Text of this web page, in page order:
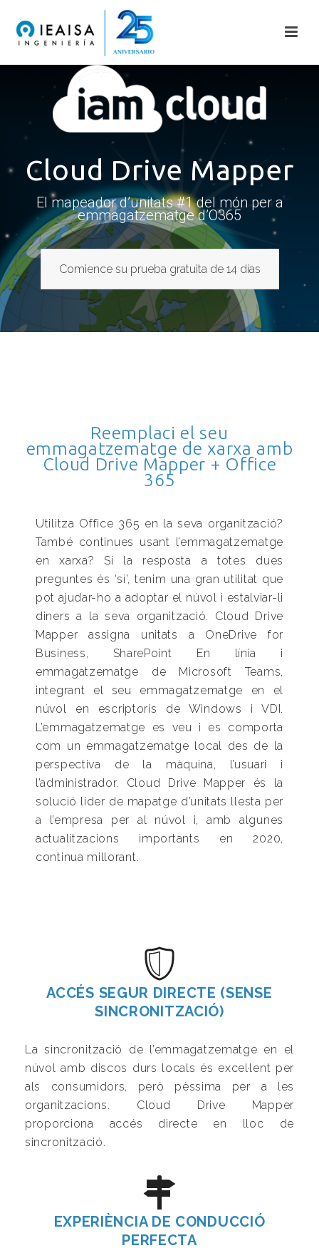
Cloud Drive Mapper
El mapeador d’unitats #1 del món per a
emmagatzematge d’O365
Comience su prueba gratuita de 14 días
Reemplaci el seu
emmagatzematge de xarxa amb
Cloud Drive Mapper + Office
365
Utilitza Office 365 en la seva organització?
També continues usant l’emmagatzematge
en xarxa? Si la resposta a totes dues
preguntes és ‘sí’, tenim una gran utilitat que
pot ajudar-ho a adoptar el núvol i estalviar-li
diners a la seva organització. Cloud Drive
Mapper assigna unitats a OneDrive for
Business, SharePoint En línia i
emmagatzematge de Microsoft Teams,
integrant el seu emmagatzematge en el
núvol en escriptoris de Windows i VDI.
L’emmagatzematge es veu i es comporta
com un emmagatzematge local des de la
perspectiva de la màquina, l’usuari i
l’administrador. Cloud Drive Mapper és la
solució líder de mapatge d’unitats llesta per
a l’empresa per al núvol i, amb algunes
actualitzacions importants en 2020,
continua millorant.
ACCÉS SEGUR DIRECTE (SENSE
SINCRONITZACIÓ)
La sincronització de l’emmagatzematge en el
núvol amb discos durs locals és excel·lent per
als consumidors, però pèssima per a les
organitzacions. Cloud Drive Mapper
proporciona accés directe en lloc de
sincronització.
EXPERIÈNCIA DE CONDUCCIÓ
PERFECTA